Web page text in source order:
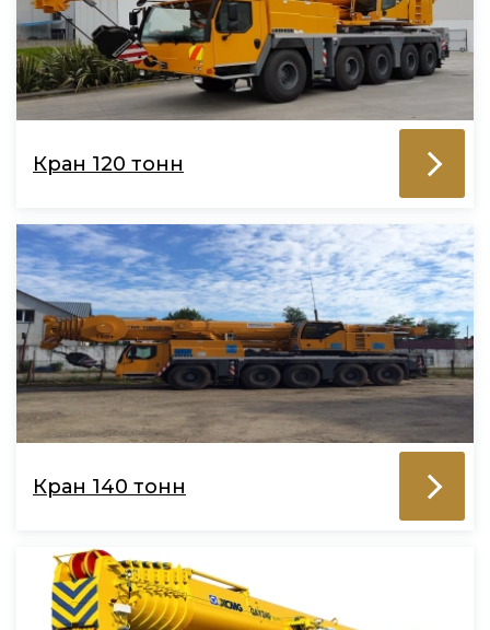
Кран 120 тонн
Кран 140 тонн